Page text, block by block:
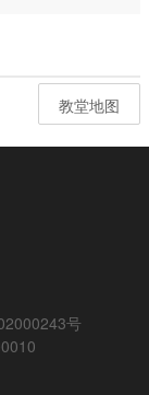
教堂地图
号